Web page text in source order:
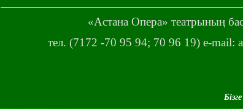
«Астана Опера» театрының
тел. (7172 -70 95 94; 70 96 19) e-mail: